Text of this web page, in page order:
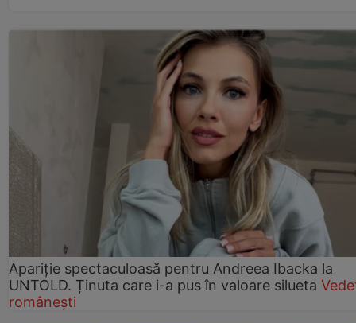
Apariție spectaculoasă pentru Andreea Ibacka la
UNTOLD. Ținuta care i-a pus în valoare silueta
românești